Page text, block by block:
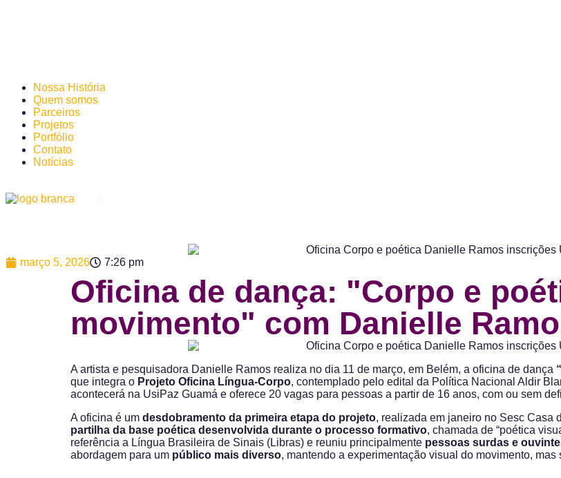
Nossa História
Quem somos
Parceiros
Projetos
Portfólio
Contato
Notícias
março 5, 2026 7:26 pm
Oficina de dança: "Corpo e
movimento" com Danielle
A artista e pesquisadora Danielle Ramos realiza no dia 11 de março, em Belém, a oficina de dança
que integra o Projeto Oficina Língua-Corpo, contemplado pelo edital da Política Nacional Aldir
acontecerá na UsiPaz Guamá e oferece 20 vagas para pessoas a partir de 16 anos, com ou sem
A oficina é um desdobramento da primeira etapa do projeto, realizada em janeiro no Sesc Casa
partilha da base poética desenvolvida durante o processo formativo, chamada de “poética
referência a Língua Brasileira de Sinais (Libras) e reuniu principalmente pessoas surdas e
abordagem para um público mais diverso, mantendo a experimentação visual do movimento,